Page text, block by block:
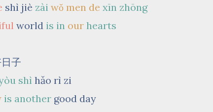
shì jiè zài wǒ men de xīn zhōng
world is in our hearts
子
shì hǎo rì zi
is another good day